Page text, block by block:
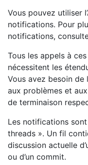
Vous pouvez utiliser
notifications. Pour
notifications,
Tous les appels à
nécessitent les
Vous avez besoin de
aux problèmes et
de terminaison
Les notifications
threads ». Un fil
discussion actuelle
ou d’un commit.